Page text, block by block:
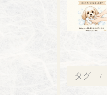
タグ